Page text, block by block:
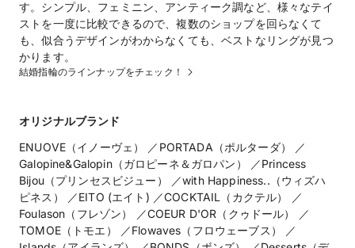
す。シンプル、フェミニン、アンティーク調など、様々なテイ
ストを一度に比較できるので、複数のショップを回らなくて
も、似合うデザインがわからなくても、ベストなリングが見つ
かります。
結婚指輪のラインナップをチェック！
オリジナルブランド
ENUOVE（イノーヴェ） ／PORTADA（ポルターダ） ／
Galopine&Galopin（ガロピーネ＆ガロパン） ／Princess
Bijou（プリンセスビジュー） ／with Happiness..（ウィズハ
ピネス） ／EITO (エイト) ／COCKTAIL（カクテル） ／
Foulason（フレゾン） ／COEUR D'OR（クゥドール） ／
TOMOE（トモエ） ／Flowaves（フロウェーブス） ／